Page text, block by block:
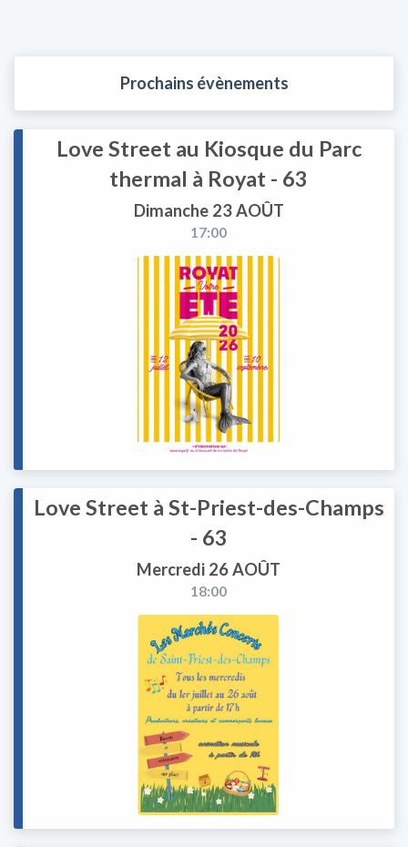
Prochains évènements
Love Street au Kiosque du Parc
thermal à Royat - 63
Dimanche 23 AOÛT
17:00
Love Street à St-Priest-des-Champs
- 63
Mercredi 26 AOÛT
18:00